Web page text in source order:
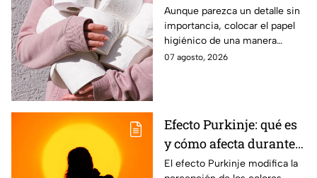
cometen al colocarlo
Aunque parezca un detalle sin
importancia, colocar el papel
higiénico de una manera
específica puede favorecer la
07 agosto, 2026
Efecto Purkinje: qué es
y cómo afecta durante
un eclipse
El efecto Purkinje modifica la